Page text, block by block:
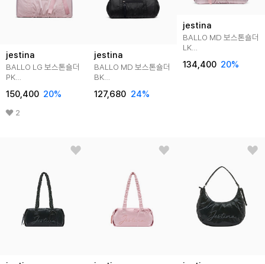
jestina
BALLO LG 보스톤숄더
PK
150,400 20%
2
jestina
BALLO MD 보스톤숄더
BK
127,680 24%
jestina
BALLO MD 보스톤숄더
LK
134,400 20%